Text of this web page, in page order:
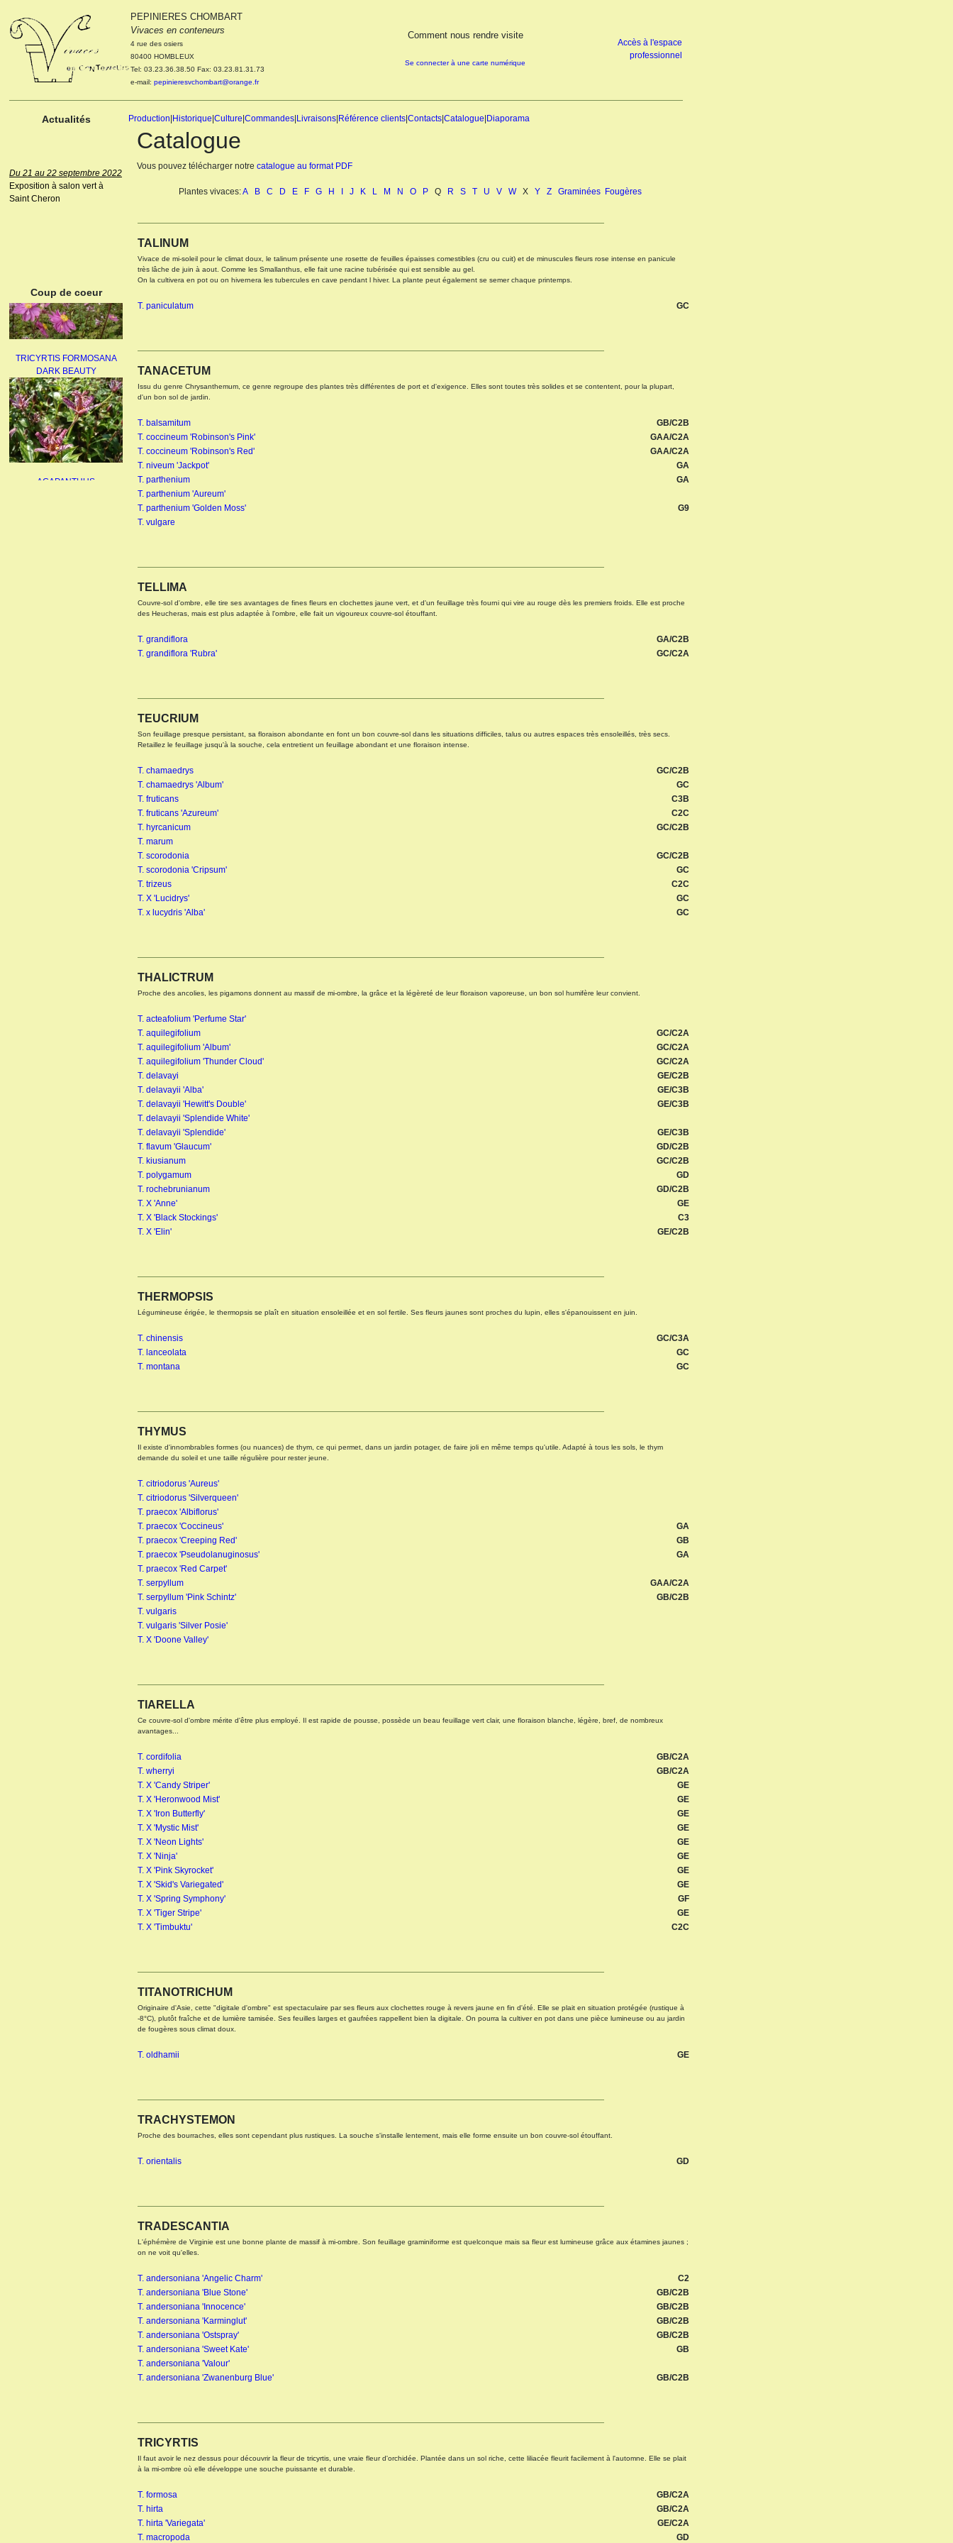
PEPINIERES CHOMBART
Vivaces en conteneurs
4 rue des osiers
80400 HOMBLEUX
Tel: 03.23.36.38.50 Fax: 03.23.81.31.73
e-mail: pepinieresvchombart@orange.fr
Comment nous rendre visite
Se connecter à une carte numérique
Accès à l'espace
professionnel
Actualités Production Historique Culture Commandes Livraisons Référence clients Contacts Catalogue Diaporama
Portes ouvertes de la
pépinière : Visite des
cultures, découverte des
nouveautés. Le rendez-vous
des passionnés Le mardi 04
octobre 2022. Le mercredi 05
Exposition à salon vert à
Saint Cheron
Coup de coeur
DARK BEAUTY
UMBELLATUS ALBUS
Catalogue
Vous pouvez télécharger notre catalogue au format PDF
Plantes vivaces:A B C D E F G H J K L M N O PQ R S T U V WX Y Z GraminéesFougères
TALINUM
Vivace de mi-soleil pour le climat doux, le talinum présente une rosette de feuilles épaisses comestibles (cru ou cuit) et de minuscules fleurs rose intense en panicule
très lâche de juin à aout. Comme les Smallanthus, elle fait une racine tubérisée qui est sensible au gel.
On la cultivera en pot ou on hivernera les tubercules en cave pendant l hiver. La plante peut également se semer chaque printemps.
T. paniculatum GC
TANACETUM
Issu du genre Chrysanthemum, ce genre regroupe des plantes très différentes de port et d'exigence. Elles sont toutes très solides et se contentent, pour la plupart,
d'un bon sol de jardin.
T. balsamitum
GB/C2B
T. coccineum 'Robinson's Pink'
GAA/C2A
T. coccineum 'Robinson's Red'
GAA/C2A
T. niveum 'Jackpot'
GA
T. parthenium
GA
T. parthenium 'Aureum'
T. parthenium 'Golden Moss'
G9
T. vulgare
TELLIMA
Couvre-sol d'ombre, elle tire ses avantages de fines fleurs en clochettes jaune vert, et d'un feuillage très fourni qui vire au rouge dès les premiers froids. Elle est proche
des Heucheras, mais est plus adaptée à l'ombre, elle fait un vigoureux couvre-sol étouffant.
T. grandiflora
GA/C2B
T. grandiflora 'Rubra'
GC/C2A
TEUCRIUM
Son feuillage presque persistant, sa floraison abondante en font un bon couvre-sol dans les situations difficiles, talus ou autres espaces très ensoleillés, très secs.
Retaillez le feuillage jusqu'à la souche, cela entretient un feuillage abondant et une floraison intense.
T. chamaedrys
GC/C2B
T. chamaedrys 'Album'
GC
T. fruticans
C3B
T. fruticans 'Azureum'
C2C
T. hyrcanicum
GC/C2B
T. marum
T. scorodonia
GC/C2B
T. scorodonia 'Cripsum'
GC
T. trizeus
C2C
T. X 'Lucidrys'
GC
T. x lucydris 'Alba'
GC
THALICTRUM
Proche des ancolies, les pigamons donnent au massif de mi-ombre, la grâce et la légèreté de leur floraison vaporeuse, un bon sol humifère leur convient.
T. acteafolium 'Perfume Star'
T. aquilegifolium
GC/C2A
T. aquilegifolium 'Album'
GC/C2A
T. aquilegifolium 'Thunder Cloud'
GC/C2A
T. delavayi
GE/C2B
T. delavayii 'Alba'
GE/C3B
T. delavayii 'Hewitt's Double'
GE/C3B
T. delavayii 'Splendide White'
T. delavayii 'Splendide'
GE/C3B
T. flavum 'Glaucum'
GD/C2B
T. kiusianum
GC/C2B
T. polygamum
GD
T. rochebrunianum
GD/C2B
T. X 'Anne'
GE
T. X 'Black Stockings'
C3
T. X 'Elin'
GE/C2B
THERMOPSIS
Légumineuse érigée, le thermopsis se plaît en situation ensoleillée et en sol fertile. Ses fleurs jaunes sont proches du lupin, elles s'épanouissent en juin.
T. chinensis
GC/C3A
T. lanceolata
GC
T. montana
GC
THYMUS
Il existe d'innombrables formes (ou nuances) de thym, ce qui permet, dans un jardin potager, de faire joli en même temps qu'utile. Adapté à tous les sols, le thym
demande du soleil et une taille régulière pour rester jeune.
T. citriodorus 'Aureus'
T. citriodorus 'Silverqueen'
T. praecox 'Albiflorus'
T. praecox 'Coccineus'
GA
T. praecox 'Creeping Red'
GB
T. praecox 'Pseudolanuginosus'
GA
T. praecox 'Red Carpet'
T. serpyllum
GAA/C2A
T. serpyllum 'Pink Schintz'
GB/C2B
T. vulgaris
T. vulgaris 'Silver Posie'
T. X 'Doone Valley'
TIARELLA
Ce couvre-sol d'ombre mérite d'être plus employé. Il est rapide de pousse, possède un beau feuillage vert clair, une floraison blanche, légère, bref, de nombreux
avantages...
T. cordifolia
GB/C2A
T. wherryi
GB/C2A
T. X 'Candy Striper'
GE
T. X 'Heronwood Mist'
GE
T. X 'Iron Butterfly'
GE
T. X 'Mystic Mist'
GE
T. X 'Neon Lights'
GE
T. X 'Ninja'
GE
T. X 'Pink Skyrocket'
GE
T. X 'Skid's Variegated'
GE
T. X 'Spring Symphony'
GF
T. X 'Tiger Stripe'
GE
T. X 'Timbuktu'
C2C
TITANOTRICHUM
Originaire d'Asie, cette "digitale d'ombre" est spectaculaire par ses fleurs aux clochettes rouge à revers jaune en fin d'été. Elle se plait en situation protégée (rustique à
-8°C), plutôt fraîche et de lumière tamisée. Ses feuilles larges et gaufrées rappellent bien la digitale. On pourra la cultiver en pot dans une pièce lumineuse ou au jardin
de fougères sous climat doux.
T. oldhamii GE
TRACHYSTEMON
Proche des bourraches, elles sont cependant plus rustiques. La souche s'installe lentement, mais elle forme ensuite un bon couvre-sol étouffant.
T. orientalis GD
TRADESCANTIA
L'éphémère de Virginie est une bonne plante de massif à mi-ombre. Son feuillage graminiforme est quelconque mais sa fleur est lumineuse grâce aux étamines jaunes ;
on ne voit qu'elles.
T. andersoniana 'Angelic Charm'
C2
T. andersoniana 'Blue Stone'
GB/C2B
T. andersoniana 'Innocence'
GB/C2B
T. andersoniana 'Karminglut'
GB/C2B
T. andersoniana 'Ostspray'
GB/C2B
T. andersoniana 'Sweet Kate'
GB
T. andersoniana 'Valour'
T. andersoniana 'Zwanenburg Blue'
GB/C2B
TRICYRTIS
Il faut avoir le nez dessus pour découvrir la fleur de tricyrtis, une vraie fleur d'orchidée. Plantée dans un sol riche, cette liliacée fleurit facilement à l'automne. Elle se plait
à la mi-ombre où elle développe une souche puissante et durable.
T. formosa
GB/C2A
T. hirta
GB/C2A
T. hirta 'Variegata'
GE/C2A
T. macropoda
GD